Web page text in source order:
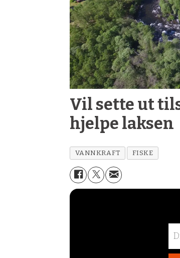
Vil sette ut
hjelpe laksen
VANNKRAFT FISKE